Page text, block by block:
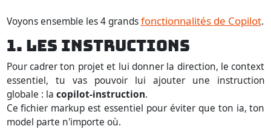
Voyons ensemble les 4 grandsfonctionnalités de Copilot.
1. LES INSTRUCTIONS
Pour cadrer ton projet et lui donner la direction, le context
essentiel, tu vas pouvoir lui ajouter une instruction
globale : la copilot-instruction.
Ce fichier markup est essentiel pour éviter que ton ia, ton
model parte n'importe où.